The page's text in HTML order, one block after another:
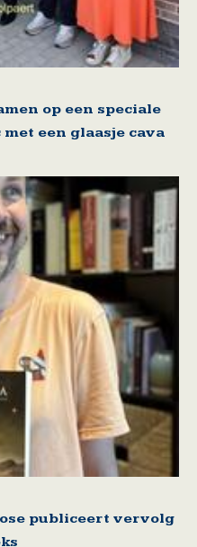
op een speciale
een glaasje cava
publiceert vervolg